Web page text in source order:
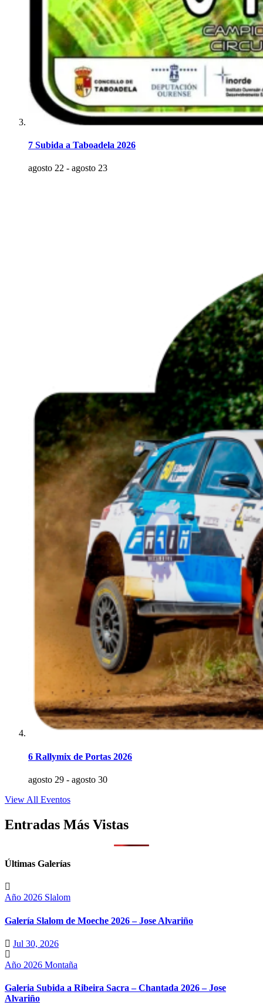
7 Subida a Taboadela 2026
agosto 22 - agosto 23
6 Rallymix de Portas 2026
agosto 29 - agosto 30
View All Eventos
Entradas Más Vistas
Últimas Galerías
Año 2026 Slalom
Galería Slalom de Moeche 2026 – Jose Alvariño
Jul 30, 2026
Año 2026 Montaña
Galeria Subida a Ribeira Sacra – Chantada 2026 – Jose
Alvariño